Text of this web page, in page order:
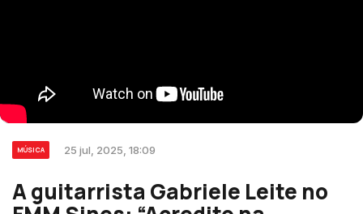
MÚSICA 25 jul, 2025, 18:09
A guitarrista Gabriele Leite no